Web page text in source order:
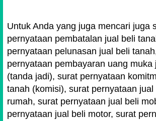
Untuk Anda yang juga mencari juga
pernyataan pembatalan jual beli
pernyataan pelunasan jual beli
pernyataan pembayaran uang muka
(tanda jadi), surat pernyataan
tanah (komisi), surat pernyataan jual
rumah, surat pernyataan jual beli
pernyataan jual beli motor, surat